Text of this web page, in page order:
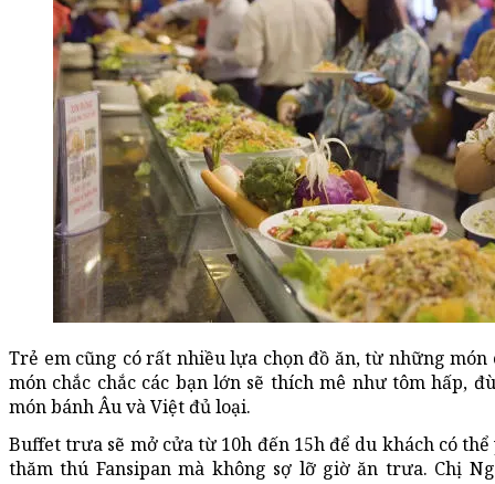
Trẻ em cũng có rất nhiều lựa chọn đồ ăn, từ những món
món chắc chắc các bạn lớn sẽ thích mê như tôm hấp,
món bánh Âu và Việt đủ loại.
Buffet trưa sẽ mở cửa từ 10h đến 15h để du khách có
thăm thú Fansipan mà không sợ lỡ giờ ăn trưa. Chị